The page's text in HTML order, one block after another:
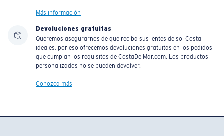
Más información
Devoluciones gratuitas
Queremos asegurarnos de que reciba sus lentes de sol Costa
ideales, por eso ofrecemos devoluciones gratuitas en los pedidos
que cumplan los requisitos de CostaDelMar.com. Los productos
personalizados no se pueden devolver.
Conozca más